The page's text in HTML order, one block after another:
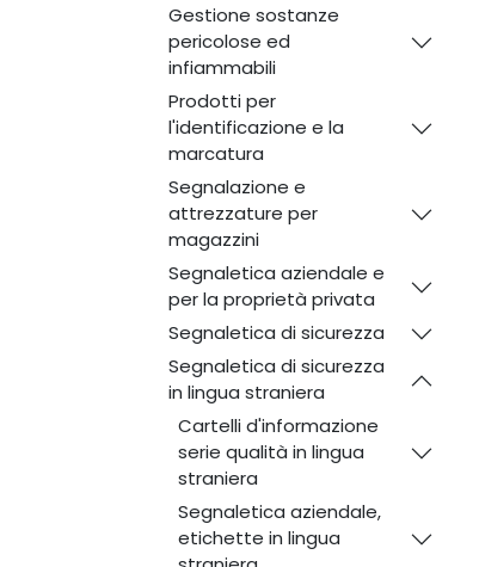
Gestione sostanze
pericolose ed
infiammabili
Prodotti per
l'identificazione e la
marcatura
Segnalazione e
attrezzature per
magazzini
Segnaletica aziendale e
per la proprietà privata
Segnaletica di sicurezza
Segnaletica di sicurezza
in lingua straniera
Cartelli d'informazione
serie qualità in lingua
straniera
Segnaletica aziendale,
etichette in lingua